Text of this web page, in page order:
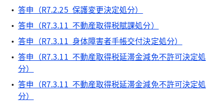
答申（R7.2.25 保護変更決定処分）
答申（R7.3.11 不動産取得税賦課処分）
答申（R7.3.11 身体障害者手帳交付決定処分）
答申（R7.3.11 不動産取得税延滞金減免不許可決定処
分）
答申（R7.3.11 不動産取得税延滞金減免不許可決定処
分）